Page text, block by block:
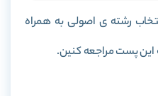
رشته ی اصولی به همراه
این پست مراجعه کنین.